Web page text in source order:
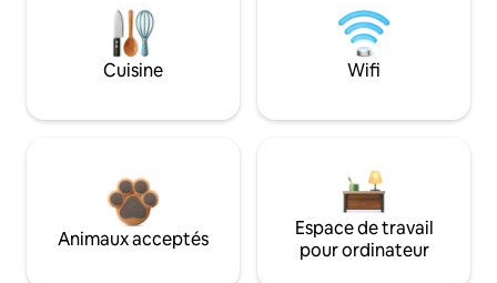
Cuisine Wifi
Animaux acceptés
Espace de travail
pour ordinateur